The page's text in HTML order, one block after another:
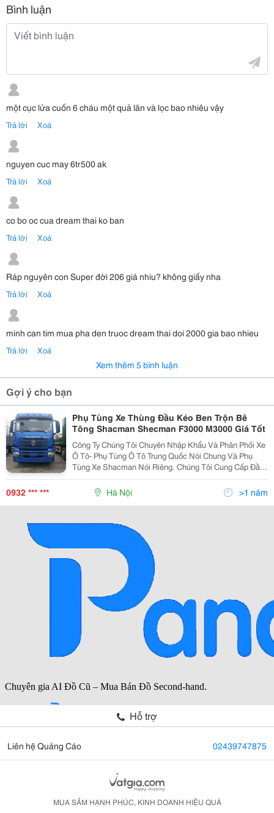
Bình luận
một cục lửa cuốn 6 cháu một quả lăn và lọc bao nhiêu vậy
Trả lời Xoá
nguyen cuc may 6tr500 ak
Trả lời Xoá
co bo oc cua dream thai ko ban
Trả lời Xoá
Ráp nguyên con Super đời 206 giá nhiu? không giấy nha
Trả lời Xoá
minh can tim mua pha den truoc dream thai doi 2000 gia bao nhieu
Trả lời Xoá
Xem thêm 5 bình luận
Gợi ý cho bạn
Phụ Tùng Xe Thùng Đầu Kéo Ben Trộn Bê
Tông Shacman Shecman F3000 M3000 Giá Tốt
Công Ty Chúng Tôi Chuyên Nhập Khẩu Và Phân Phối Xe
Ô Tô- Phụ Tùng Ô Tô Trung Quốc Nói Chung Và Phụ
Tùng Xe Shacman Nói Riêng. Chúng Tôi Cung Cấp Đầy
Đủ Phụ Tùng Của Dòng Xe Này. Đáp Ứng Cho Quý
Khách Hàng Tất Cả Các Model Thế Hệ Xe. Mọi Thông T
0932 *** *** Hà Nội >1 năm
Hỗ trợ
Liên hệ Quảng Cáo 02439747875
MUA SẮM HẠNH PHÚC, KINH DOANH HIỆU QUẢ